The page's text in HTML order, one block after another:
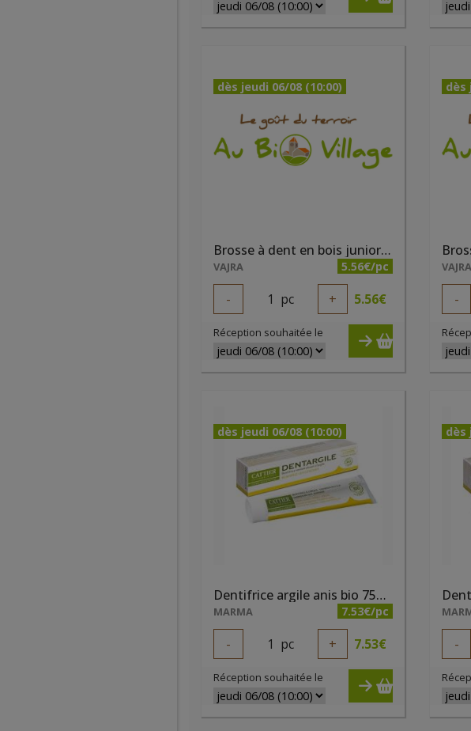
dès jeudi 06/08 (10:00)
Brosse à dent en bois juniors 7-10 ans
VAJRA 5.56€/pc
- 1 pc + 5.56€
Réception souhaitée le
dès
VAJRA
-
dès jeudi 06/08 (10:00)
Dentifrice argile anis bio 75ml Cattier
MARMA 7.53€/pc
- 1 pc + 7.53€
Réception souhaitée le
dès
-